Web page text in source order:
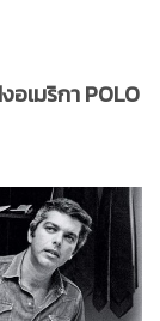
เมริกา POLO